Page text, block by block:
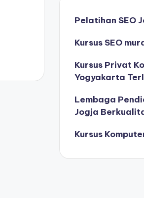
Pelatihan SEO
Kursus SEO
Kursus Privat
Yogyakarta
Lembaga
Jogja
Kursus